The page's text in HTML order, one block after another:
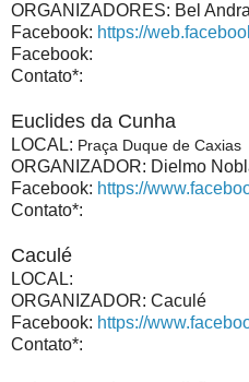
ORGANIZADORES: Bel
Facebook: https://
Facebook:
Contato*:
Euclides da Cunha
LOCAL: Praça Duque de Caxias
ORGANIZADOR: Dielmo
Facebook: https://
Contato*:
Caculé
LOCAL:
ORGANIZADOR: Caculé
Facebook: https://
Contato*: